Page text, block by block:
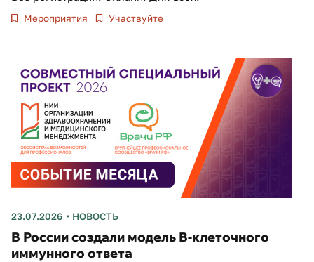
Мероприятия Участвуйте
23.07.2026 НОВОСТЬ
В России создали модель В-клеточного
иммунного ответа